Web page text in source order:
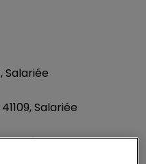
Salariée
Salariée